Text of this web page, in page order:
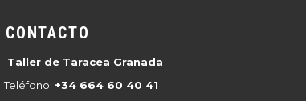
CONTACTO
Taller de Taracea Granada
Teléfono: +34 664 60 40 41